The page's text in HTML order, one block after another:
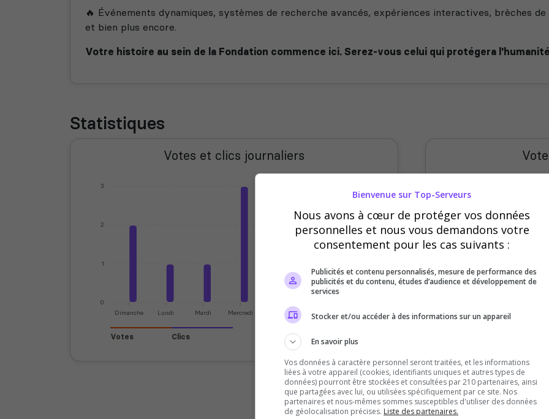
🔥 Événements dynamiques, systèmes de recherche avancés, expériences interactives, brèches
et bien plus encore.
Votre histoire au sein de la Fondation commence ici. Serez-vous celui qui protégera
Statistiques
Votes et clics journaliers
0
1
2
3
Dimanche Lundi Mardi Mercredi Jeudi Vendredi Samedi
Votes Clics
100
200
300
Bienvenue sur Top-Serveurs
Nous avons à cœur de protéger vos données
personnelles et nous vous demandons votre
consentement pour les cas suivants :
Publicités et contenu personnalisés, mesure de performance des
publicités et du contenu, études d’audience et développement de
services
Stocker et/ou accéder à des informations sur un appareil
En savoir plus
Vos données à caractère personnel seront traitées, et les informations
liées à votre appareil (cookies, identifiants uniques et autres types de
données) pourront être stockées et consultées par 210 partenaires, ainsi
que partagées avec lui, ou utilisées spécifiquement par ce site. Nos
partenaires et nous-mêmes sommes susceptibles d'utiliser des données
de géolocalisation précises. Liste des partenaires.